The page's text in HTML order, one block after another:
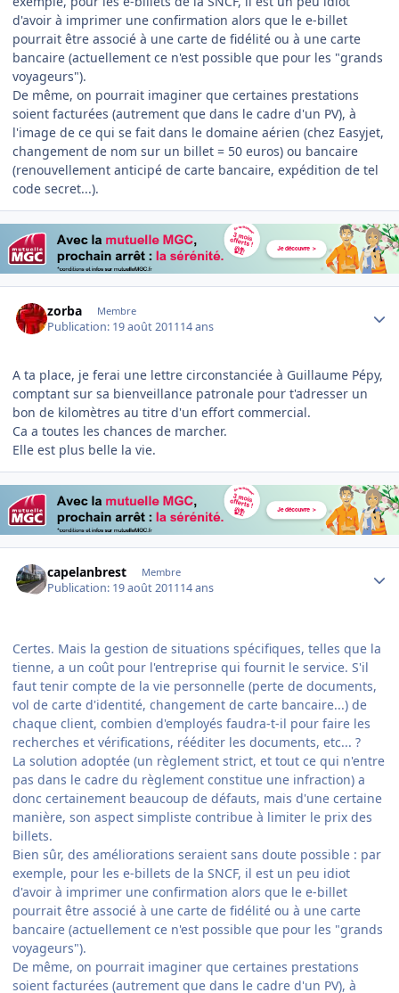
d'avoir à imprimer une confirmation alors que le e-billet
pourrait être associé à une carte de fidélité ou à une carte
bancaire (actuellement ce n'est possible que pour les "grands
voyageurs").
De même, on pourrait imaginer que certaines prestations
soient facturées (autrement que dans le cadre d'un PV), à
l'image de ce qui se fait dans le domaine aérien (chez Easyjet,
changement de nom sur un billet = 50 euros) ou bancaire
(renouvellement anticipé de carte bancaire, expédition de tel
code secret...).
zorba Membre
Publication: 19 août 201114 ans
A ta place, je ferai une lettre circonstanciée à Guillaume Pépy,
comptant sur sa bienveillance patronale pour t'adresser un
bon de kilomètres au titre d'un effort commercial.
Ca a toutes les chances de marcher.
Elle est plus belle la vie.
capelanbrest Membre
Publication: 19 août 201114 ans
Certes. Mais la gestion de situations spécifiques, telles que la
tienne, a un coût pour l'entreprise qui fournit le service. S'il
faut tenir compte de la vie personnelle (perte de documents,
vol de carte d'identité, changement de carte bancaire...) de
chaque client, combien d'employés faudra-t-il pour faire les
recherches et vérifications, rééditer les documents, etc... ?
La solution adoptée (un règlement strict, et tout ce qui n'entre
pas dans le cadre du règlement constitue une infraction) a
donc certainement beaucoup de défauts, mais d'une certaine
manière, son aspect simpliste contribue à limiter le prix des
billets.
Bien sûr, des améliorations seraient sans doute possible : par
exemple, pour les e-billets de la SNCF, il est un peu idiot
d'avoir à imprimer une confirmation alors que le e-billet
pourrait être associé à une carte de fidélité ou à une carte
bancaire (actuellement ce n'est possible que pour les "grands
voyageurs").
De même, on pourrait imaginer que certaines prestations
soient facturées (autrement que dans le cadre d'un PV), à